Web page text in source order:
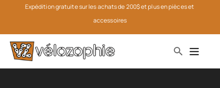
Expédition gratuite sur les achats de 200$ et plus en pièces et
accessoires